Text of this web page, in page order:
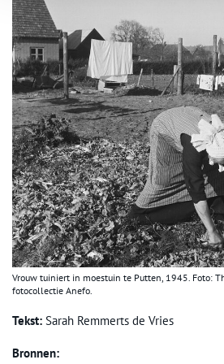
Vrouw tuiniert in moestuin te Putten, 1945. Foto:
fotocollectie Anefo.
Tekst: Sarah Remmerts de Vries
Bronnen: